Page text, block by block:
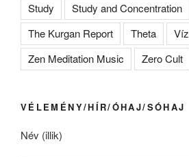
Study
Study and Concentration
The Kurgan Report
Theta Víz
Zen Meditation Music
Zero Cult
VÉLEMÉNY/HÍR/ÓHAJ/SÓHAJ
Név (illik)